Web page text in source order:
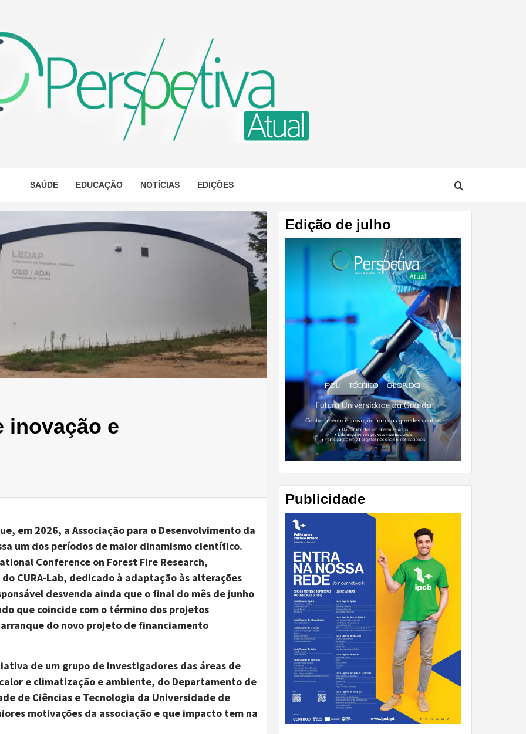
ATUAL
SAÚDE EDUCAÇÃO NOTÍCIAS EDIÇÕES
inovação e
em 2026, a Associação para o Desenvolvimento da
um dos períodos de maior dinamismo científico.
Conference on Forest Fire Research,
CURA-Lab, dedicado à adaptação às alterações
desvenda ainda que o final do mês de junho
que coincide com o término dos projetos
do novo projeto de financiamento
de um grupo de investigadores das áreas de
e climatização e ambiente, do Departamento de
de Ciências e Tecnologia da Universidade de
motivações da associação e que impacto tem na
Edição de julho
Publicidade